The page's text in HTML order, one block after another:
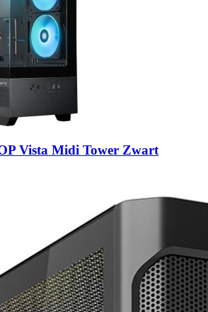
Vista Midi Tower Zwart